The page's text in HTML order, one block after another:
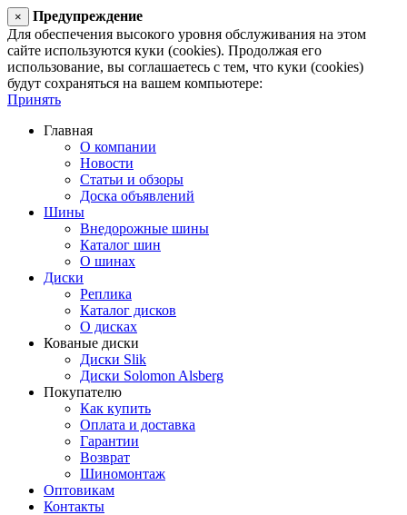
×
Предупреждение
Для обеспечения высокого уровня обслуживания на этом
сайте используются куки (cookies). Продолжая его
использование, вы соглашаетесь с тем, что куки (cookies)
будут сохраняться на вашем компьютере:
Принять
Главная
О компании
Новости
Статьи и обзоры
Доска объявлений
Шины
Внедорожные шины
Каталог шин
О шинах
Диски
Реплика
Каталог дисков
О дисках
Кованые диски
Диски Slik
Диски Solomon Alsberg
Покупателю
Как купить
Оплата и доставка
Гарантии
Возврат
Шиномонтаж
Оптовикам
Контакты